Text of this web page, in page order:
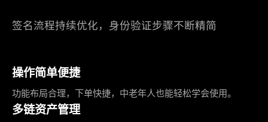
签名流程持续优化，身份验证步骤不断精简
操作简单便捷
功能布局合理，下单快捷，中老年人也能轻松学会使用。
多链资产管理